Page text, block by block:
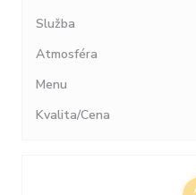
Služba
Atmosféra
Menu
Kvalita/Cena